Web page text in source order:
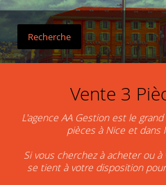
Recherche
Vente 3
L'agence AA Gestion est le
pièces à Nice et dans
Si vous cherchez à acheter ou
se tient à votre disposition